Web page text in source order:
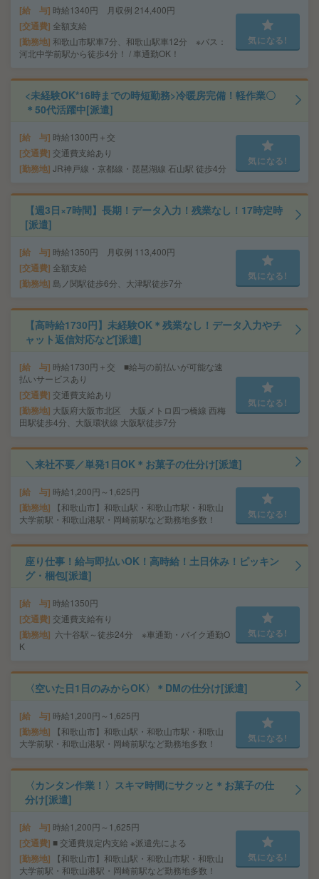
給 与 時給1340円 月収例 214,400円
交通費 全額支給
勤務地 和歌山市駅車7分、和歌山駅車12分 ※バス：
河北中学前駅から徒歩4分！ / 車通勤OK！
気になる!
<未経験OK*16時までの時短勤務>冷暖房完備！軽作業〇
＊50代活躍中[派遣]
給 与 時給1300円＋交
交通費 交通費支給あり
勤務地 JR神戸線・京都線・琵琶湖線 石山駅 徒歩4分
気になる!
【週3日×7時間】長期！データ入力！残業なし！17時定時
[派遣]
給 与 時給1350円 月収例 113,400円
交通費 全額支給
勤務地 島ノ関駅徒歩6分、大津駅徒歩7分
気になる!
【高時給1730円】未経験OK＊残業なし！データ入力やチ
ャット返信対応など[派遣]
給 与 時給1730円＋交 ■給与の前払いが可能な速
払いサービスあり
交通費 交通費支給あり
勤務地 大阪府大阪市北区 大阪メトロ四つ橋線 西梅
田駅徒歩4分、大阪環状線 大阪駅徒歩7分
気になる!
＼来社不要／単発1日OK＊お菓子の仕分け[派遣]
給 与 時給1,200円～1,625円
勤務地
【和歌山市】和歌山駅・和歌山市駅・和歌山
大学前駅・和歌山港駅・岡崎前駅など勤務地多数！
気になる!
座り仕事！給与即払いOK！高時給！土日休み！ピッキン
グ・梱包[派遣]
給 与 時給1350円
交通費 交通費支給有り
勤務地
六十谷駅～徒歩24分 ※車通勤・バイク通勤O
K
気になる!
〈空いた日1日のみからOK〉＊DMの仕分け[派遣]
給 与 時給1,200円～1,625円
勤務地
【和歌山市】和歌山駅・和歌山市駅・和歌山
大学前駅・和歌山港駅・岡崎前駅など勤務地多数！
気になる!
〈カンタン作業！〉スキマ時間にサクッと＊お菓子の仕
分け[派遣]
給 与 時給1,200円～1,625円
交通費 ■ 交通費規定内支給 ※派遣先による
勤務地
【和歌山市】和歌山駅・和歌山市駅・和歌山
大学前駅・和歌山港駅・岡崎前駅など勤務地多数！
気になる!